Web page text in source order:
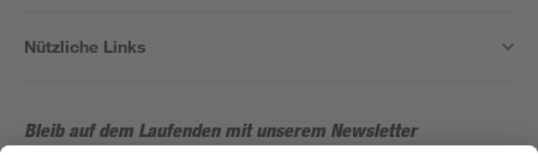
Nützliche Links
Bleib auf dem Laufenden mit unserem Newsletter